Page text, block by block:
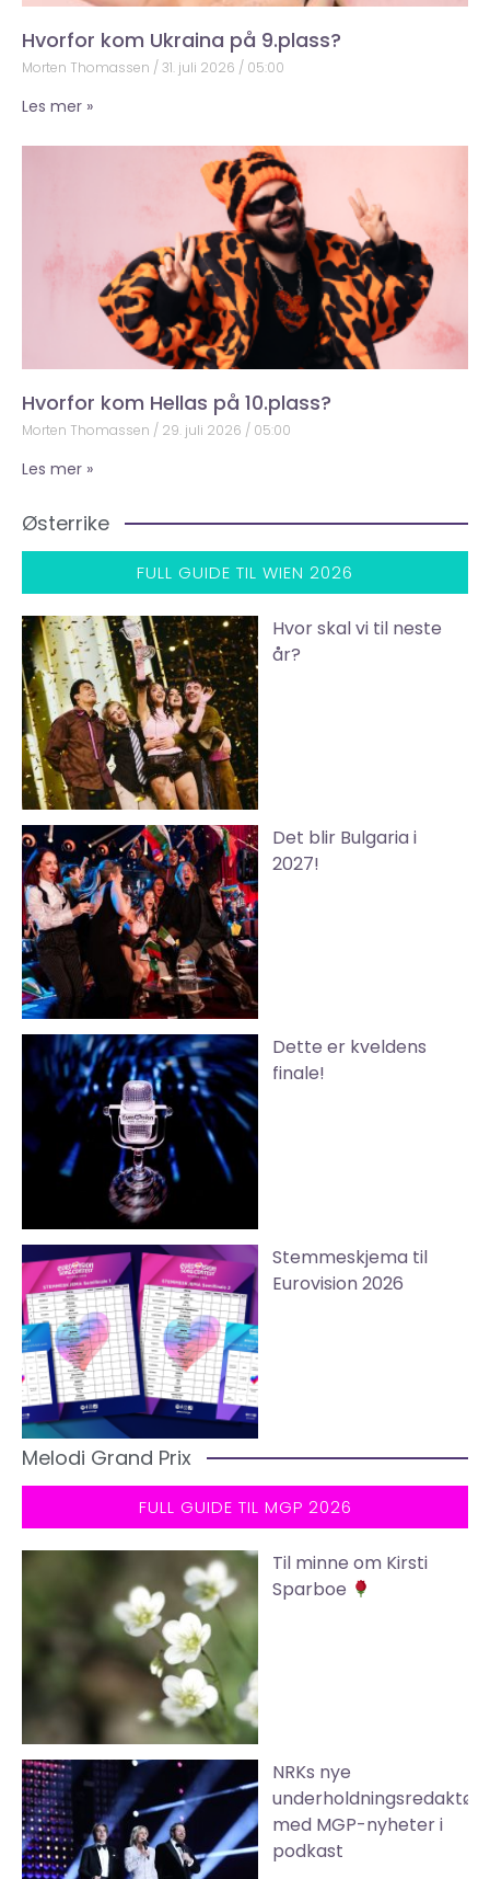
Hvorfor kom Ukraina på 9.plass?
Morten Thomassen 31. juli 2026 05:00
Les mer »
Hvorfor kom Hellas på 10.plass?
Morten Thomassen 29. juli 2026 05:00
Les mer »
Østerrike
FULL GUIDE TIL WIEN 2026
Hvor skal vi til neste
år?
Det blir Bulgaria i
2027!
Dette er kveldens
finale!
Stemmeskjema til
Eurovision 2026
Melodi Grand Prix
FULL GUIDE TIL MGP 2026
Til minne om Kirsti
Sparboe
NRKs nye
underholdningsredaktør
med MGP-nyheter i
podkast